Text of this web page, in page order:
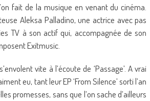
fait de la musique en venant du cinéma.
Aleksa Palladino, une actrice avec pas
TV à son actif qui, accompagnée de son
Exitmusic.
vite à l’écoute de ‘Passage’. A vrai
eu, tant leur EP ‘From Silence’ sorti l’an
promesses, sans que l’on sache d’ailleurs